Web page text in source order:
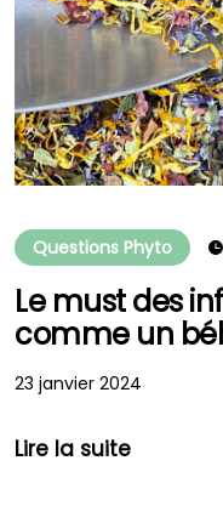
Questions Phyto
Le must des
comme un
23 janvier 2024
Lire la suite